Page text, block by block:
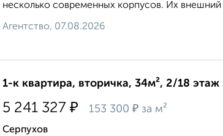
несколько современных корпусов. Их внешний
Агентство, 07.08.2026
1-к квартира, вторичка, 34м², 2/18 этаж
5 241 327 ₽ 153 300 ₽ за м²
Серпухов